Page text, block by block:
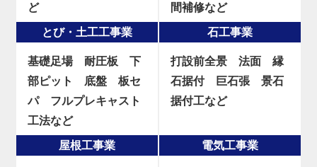
ど
間補修など
とび・土工工事業
基礎足場 耐圧板
下
部ピット
底盤
板セ
パ
フルプレキャスト
工法など
石工事業
打設前全景 法面
縁
石据付
巨石張
景石
据付工など
屋根工事業 電気工事業